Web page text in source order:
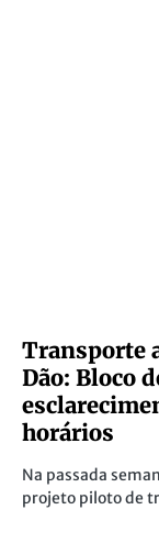
Transporte
Dão: Bloco
horários
Na passada
projeto piloto de